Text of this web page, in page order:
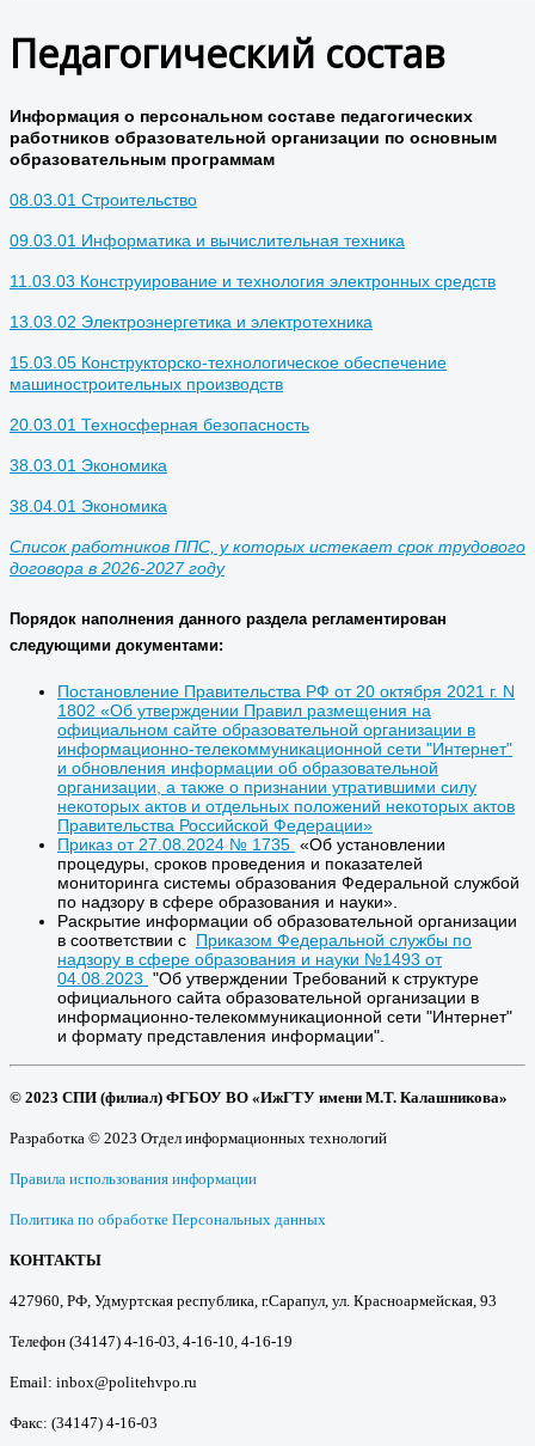
Педагогический состав
Информация о персональном составе педагогических
работников образовательной организации по основным
образовательным программам
08.03.01 Строительство
09.03.01 Информатика и вычислительная техника
11.03.03 Конструирование и технология электронных средств
13.03.02 Электроэнергетика и электротехника
15.03.05 Конструкторско-технологическое обеспечение
машиностроительных производств
20.03.01 Техносферная безопасность
38.03.01 Экономика
38.04.01 Экономика
Список работников ППС, у которых истекает срок трудового
договора в 2026-2027 году
Порядок наполнения данного раздела регламентирован
следующими документами:
Постановление Правительства РФ от 20 октября 2021 г. N
1802 «Об утверждении Правил размещения на
официальном сайте образовательной организации в
информационно-телекоммуникационной сети "Интернет"
и обновления информации об образовательной
организации, а также о признании утратившими силу
некоторых актов и отдельных положений некоторых актов
Правительства Российской Федерации»
Приказ от 27.08.2024 № 1735 «Об установлении
процедуры, сроков проведения и показателей
мониторинга системы образования Федеральной службой
по надзору в сфере образования и науки».
Раскрытие информации об образовательной организации
в соответствии с Приказом Федеральной службы по
надзору в сфере образования и науки №1493 от
04.08.2023 "Об утверждении Требований к структуре
официального сайта образовательной организации в
информационно-телекоммуникационной сети "Интернет"
и формату представления информации".
© 2023 СПИ (филиал) ФГБОУ ВО «ИжГТУ имени М.Т. Калашникова»
Разработка © 2023 Отдел информационных технологий
Правила использования информации
Политика по обработке Персональных данных
КОНТАКТЫ
427960, РФ, Удмуртская республика, г.Сарапул, ул. Красноармейская, 93
Телефон (34147) 4-16-03, 4-16-10, 4-16-19
Email: inbox@politehvpo.ru
Факс: (34147) 4-16-03